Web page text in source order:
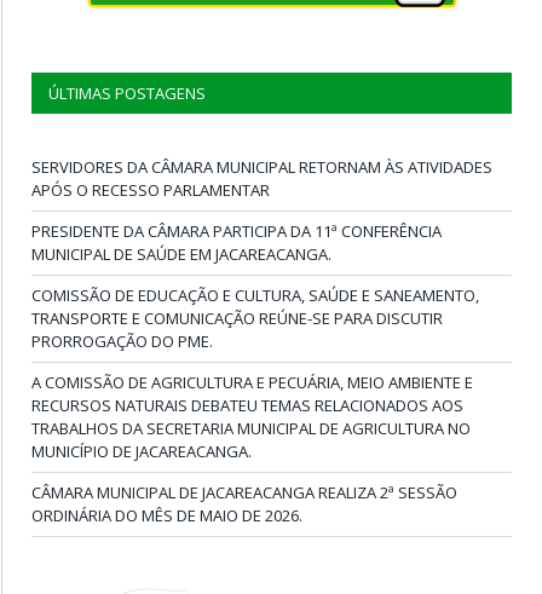
ÚLTIMAS POSTAGENS
SERVIDORES DA CÂMARA MUNICIPAL RETORNAM ÀS ATIVIDADES
APÓS O RECESSO PARLAMENTAR
PRESIDENTE DA CÂMARA PARTICIPA DA 11ª CONFERÊNCIA
MUNICIPAL DE SAÚDE EM JACAREACANGA.
COMISSÃO DE EDUCAÇÃO E CULTURA, SAÚDE E SANEAMENTO,
TRANSPORTE E COMUNICAÇÃO REÚNE-SE PARA DISCUTIR
PRORROGAÇÃO DO PME.
A COMISSÃO DE AGRICULTURA E PECUÁRIA, MEIO AMBIENTE E
RECURSOS NATURAIS DEBATEU TEMAS RELACIONADOS AOS
TRABALHOS DA SECRETARIA MUNICIPAL DE AGRICULTURA NO
MUNICÍPIO DE JACAREACANGA.
CÂMARA MUNICIPAL DE JACAREACANGA REALIZA 2ª SESSÃO
ORDINÁRIA DO MÊS DE MAIO DE 2026.